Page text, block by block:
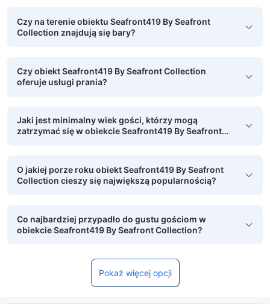
Czy na terenie obiektu Seafront419 By Seafront
Collection znajdują się bary?
Czy obiekt Seafront419 By Seafront Collection
oferuje usługi prania?
Jaki jest minimalny wiek gości, którzy mogą
zatrzymać się w obiekcie Seafront419 By Seafront
O jakiej porze roku obiekt Seafront419 By Seafront
Collection cieszy się największą popularnością?
Co najbardziej przypadło do gustu gościom w
obiekcie Seafront419 By Seafront Collection?
Pokaż więcej opcji